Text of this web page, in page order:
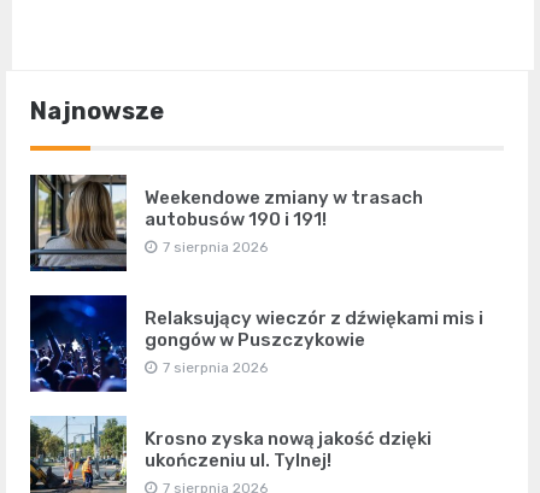
Najnowsze
Weekendowe zmiany w trasach
autobusów 190 i 191!
7 sierpnia 2026
Relaksujący wieczór z dźwiękami mis i
gongów w Puszczykowie
7 sierpnia 2026
Krosno zyska nową jakość dzięki
ukończeniu ul. Tylnej!
7 sierpnia 2026